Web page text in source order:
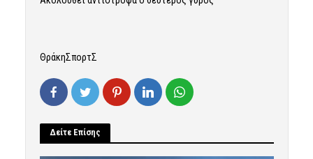
ΘράκηΣπορτΣ
Δείτε Επίσης